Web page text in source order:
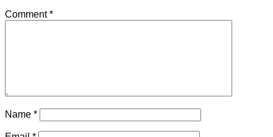
Comment*
Name *